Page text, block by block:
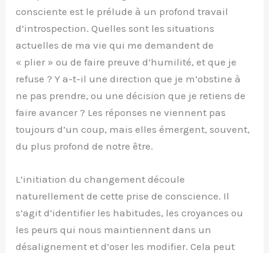
consciente est le prélude à un profond travail
d’introspection. Quelles sont les situations
actuelles de ma vie qui me demandent de
« plier » ou de faire preuve d’humilité, et que je
refuse ? Y a-t-il une direction que je m’obstine à
ne pas prendre, ou une décision que je retiens de
faire avancer ? Les réponses ne viennent pas
toujours d’un coup, mais elles émergent, souvent,
du plus profond de notre être.
L’initiation du changement découle
naturellement de cette prise de conscience. Il
s’agit d’identifier les habitudes, les croyances ou
les peurs qui nous maintiennent dans un
désalignement et d’oser les modifier. Cela peut